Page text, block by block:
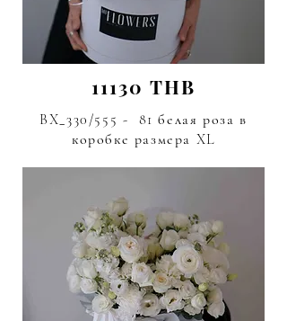
11130 THB
BX_330/555 - 81 белая роза в
коробке размера XL